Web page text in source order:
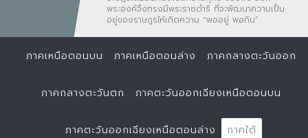
พระองค์จึงทรงมีพระราชดำริ ที่จะพัฒนาความเป็น
อยู่ของราษฎรให้เกิดความ "พออยู่ พอกิน”
ภาคเหนือตอนบน ภาคเหนือตอนล่าง ภาคกลางตะวันออก
ภาคกลางตะวันตก ภาคตะวันออกเฉียงเหนือตอนบน
ภาคตะวันออกเฉียงเหนือตอนล่าง ภาคใต้